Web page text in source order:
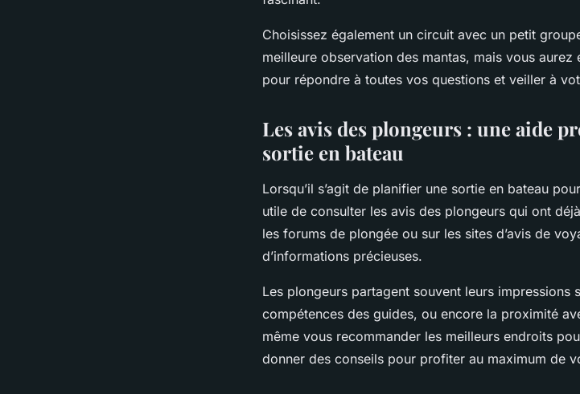
Choisissez également un circuit avec un petit
meilleure observation des mantas, mais vous
pour répondre à toutes vos questions et veiller à
Les avis des plongeurs : une aide
sortie en bateau
Lorsqu’il s’agit de planifier une sortie en bateau
utile de consulter les avis des plongeurs qui ont
les forums de plongée ou sur les sites d’avis de
d’informations précieuses.
Les plongeurs partagent souvent leurs
compétences des guides, ou encore la proximité
même vous recommander les meilleurs endroits
donner des conseils pour profiter au maximum de